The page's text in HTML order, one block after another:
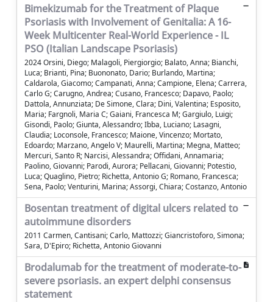
Bimekizumab for the Treatment of Plaque
Psoriasis with Involvement of Genitalia: A 16-
Week Multicenter Real-World Experience - IL
PSO (Italian Landscape Psoriasis)
2024 Orsini, Diego; Malagoli, Piergiorgio; Balato, Anna; Bianchi,
Luca; Brianti, Pina; Buononato, Dario; Burlando, Martina;
Caldarola, Giacomo; Campanati, Anna; Campione, Elena; Carrera,
Carlo G; Carugno, Andrea; Cusano, Francesco; Dapavo, Paolo;
Dattola, Annunziata; De Simone, Clara; Dini, Valentina; Esposito,
Maria; Fargnoli, Maria C; Gaiani, Francesca M; Gargiulo, Luigi;
Gisondi, Paolo; Giunta, Alessandro; Ibba, Luciano; Lasagni,
Claudia; Loconsole, Francesco; Maione, Vincenzo; Mortato,
Edoardo; Marzano, Angelo V; Maurelli, Martina; Megna, Matteo;
Mercuri, Santo R; Narcisi, Alessandra; Offidani, Annamaria;
Paolino, Giovanni; Parodi, Aurora; Pellacani, Giovanni; Potestio,
Luca; Quaglino, Pietro; Richetta, Antonio G; Romano, Francesca;
Sena, Paolo; Venturini, Marina; Assorgi, Chiara; Costanzo, Antonio
Bosentan treatment of digital ulcers related to
autoimmune disorders
2011 Carmen, Cantisani; Carlo, Mattozzi; Giancristoforo, Simona;
Sara, D'Epiro; Richetta, Antonio Giovanni
Brodalumab for the treatment of moderate-to-
severe psoriasis. an expert delphi consensus
statement